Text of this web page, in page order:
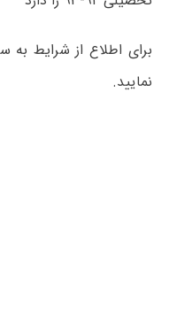
نمایید.